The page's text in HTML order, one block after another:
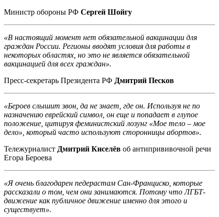
Министр обороны РФ Сергей Шойгу
«В настоящий момент нет обязательной вакцинации для
граждан России. Регионы вводят условия для работы в
некоторых областях, но это не является обязательной
вакцинацией для всех граждан».
Пресс-секретарь Президента РФ Дмитрий Песков
«Бероев слышит звон, да не знает, где он. Используя не по
назначению еврейский символ, он еще и попадает в глупое
положение, цитируя феминистский лозунг «Мое тело – мое
дело», который часто используют сторонницы абортов».
Тележурналист Дмитрий Киселёв об антипрививочной речи
Егора Бероева
«Я очень благодарен педерастам Сан-Франциско, которые
рассказали о том, чем они занимаются. Потому что ЛГБТ-
движение как публичное движение именно для этого и
существует».